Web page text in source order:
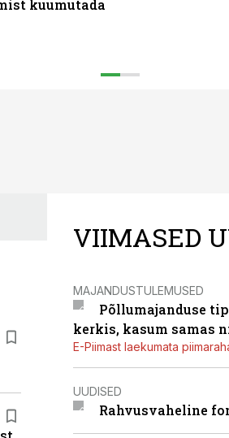
kuumutada
VIIMASED
MAJANDUSTULEMUSED
Põllumajanduse
kerkis, kasum samas
E-Piimast laekumata
UUDISED
Rahvusvaheline